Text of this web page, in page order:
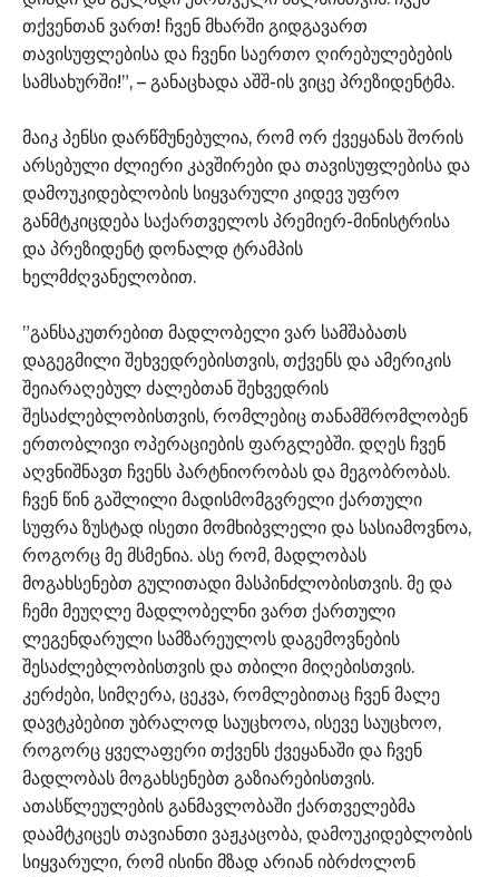
თქვენთან ვართ! ჩვენ მხარში გიდგავართ
თავისუფლებისა და ჩვენი საერთო ღირებულებების
სამსახურში!”, – განაცხადა აშშ-ის ვიცე პრეზიდენტმა.
მაიკ პენსი დარწმუნებულია, რომ ორ ქვეყანას შორის
არსებული ძლიერი კავშირები და თავისუფლებისა და
დამოუკიდებლობის სიყვარული კიდევ უფრო
განმტკიცდება საქართველოს პრემიერ-მინისტრისა
და პრეზიდენტ დონალდ ტრამპის
ხელმძღვანელობით.
”განსაკუთრებით მადლობელი ვარ სამშაბათს
დაგეგმილი შეხვედრებისთვის, თქვენს და ამერიკის
შეიარაღებულ ძალებთან შეხვედრის
შესაძლებლობისთვის, რომლებიც თანამშრომლობენ
ერთობლივი ოპერაციების ფარგლებში. დღეს ჩვენ
აღვნიშნავთ ჩვენს პარტნიორობას და მეგობრობას.
ჩვენ წინ გაშლილი მადისმომგვრელი ქართული
სუფრა ზუსტად ისეთი მომხიბვლელი და სასიამოვნოა,
როგორც მე მსმენია. ასე რომ, მადლობას
მოგახსენებთ გულითადი მასპინძლობისთვის. მე და
ჩემი მეუღლე მადლობელნი ვართ ქართული
ლეგენდარული სამზარეულოს დაგემოვნების
შესაძლებლობისთვის და თბილი მიღებისთვის.
კერძები, სიმღერა, ცეკვა, რომლებითაც ჩვენ მალე
დავტკბებით უბრალოდ საუცხოოა, ისევე საუცხოო,
როგორც ყველაფერი თქვენს ქვეყანაში და ჩვენ
მადლობას მოგახსენებთ გაზიარებისთვის.
ათასწლეულების განმავლობაში ქართველებმა
დაამტკიცეს თავიანთი ვაჟკაცობა, დამოუკიდებლობის
სიყვარული, რომ ისინი მზად არიან იბრძოლონ